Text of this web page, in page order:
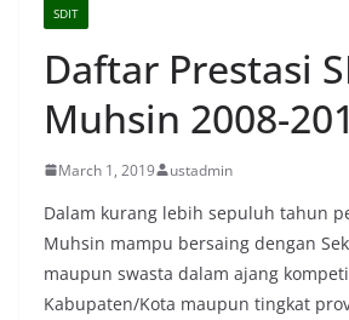
SDIT
Daftar Prestasi
Muhsin 2008-
March 1, 2019 ustadmin
Dalam kurang lebih sepuluh tahun
Muhsin mampu bersaing dengan
maupun swasta dalam ajang
Kabupaten/Kota maupun tingkat